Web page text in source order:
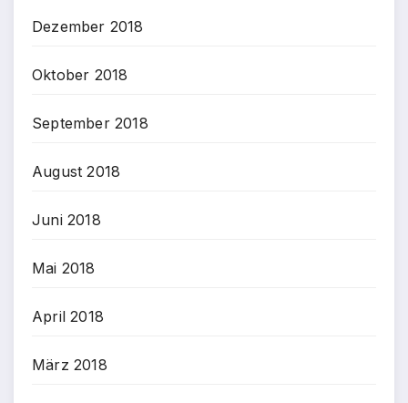
Dezember 2018
Oktober 2018
September 2018
August 2018
Juni 2018
Mai 2018
April 2018
März 2018